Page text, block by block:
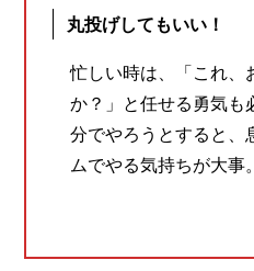
丸投げしてもいい！
忙しい時は、「これ、
か？」と任せる勇気も
分でやろうとすると、
ムでやる気持ちが大事。